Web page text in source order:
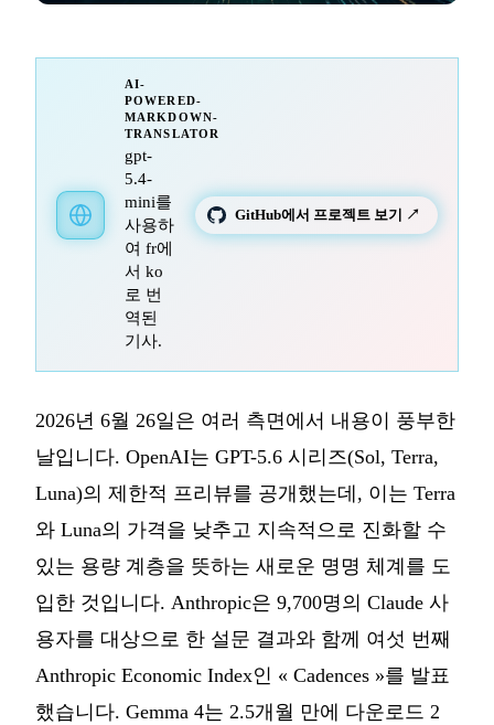
AI-
POWERED-
MARKDOWN-
TRANSLATOR
gpt-
5.4-
mini를
사용하
여 fr에
서 ko
로 번
역된
기사.
GitHub에서 프로젝트 보기 ↗
2026년 6월 26일은 여러 측면에서 내용이 풍부한
날입니다. OpenAI는 GPT-5.6 시리즈(Sol, Terra,
Luna)의 제한적 프리뷰를 공개했는데, 이는 Terra
와 Luna의 가격을 낮추고 지속적으로 진화할 수
있는 용량 계층을 뜻하는 새로운 명명 체계를 도
입한 것입니다. Anthropic은 9,700명의 Claude 사
용자를 대상으로 한 설문 결과와 함께 여섯 번째
Anthropic Economic Index인 « Cadences »를 발표
했습니다. Gemma 4는 2.5개월 만에 다운로드 2